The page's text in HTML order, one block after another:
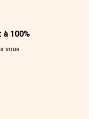
100%
vous.